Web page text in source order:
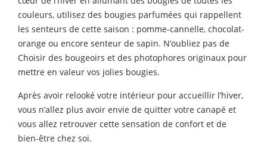
couleurs, utilisez des bougies parfumées qui rappellent
les senteurs de cette saison : pomme-cannelle, chocolat-
orange ou encore senteur de sapin. N’oubliez pas de
Choisir des bougeoirs et des photophores originaux pour
mettre en valeur vos jolies bougies.
Après avoir relooké votre intérieur pour accueillir l’hiver,
vous n’allez plus avoir envie de quitter votre canapé et
vous allez retrouver cette sensation de confort et de
bien-être chez soi.